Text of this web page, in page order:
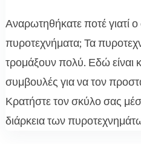
Αναρωτηθήκατε ποτέ γιατί
πυροτεχνήματα; Τα
τρομάξουν πολύ. Εδώ είναι
συμβουλές για να τον
Κρατήστε τον σκύλο σας
διάρκεια των